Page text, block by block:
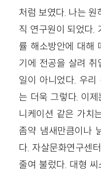
처럼 보였다. 나는
직 연구원이 되었다.
률 해소방안에 대해
기에 전공을 살려 취
일이 아니었다. 우리
는 더욱 그렇다. 이
니케이션 같은 가치
좀약 냄새만큼이나
다. 자살문화연구센
줄여 불렀다. 대형